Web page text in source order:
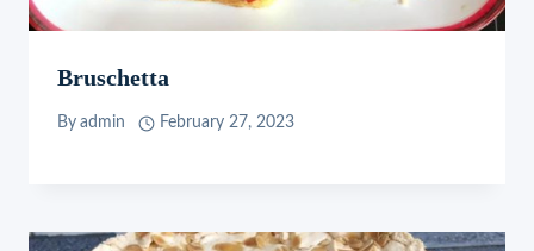
Bruschetta
By admin February 27, 2023